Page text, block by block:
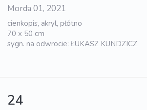
Morda 01, 2021
cienkopis, akryl, płótno
70 x 50 cm
sygn. na odwrocie: ŁUKASZ KUNDZICZ
24